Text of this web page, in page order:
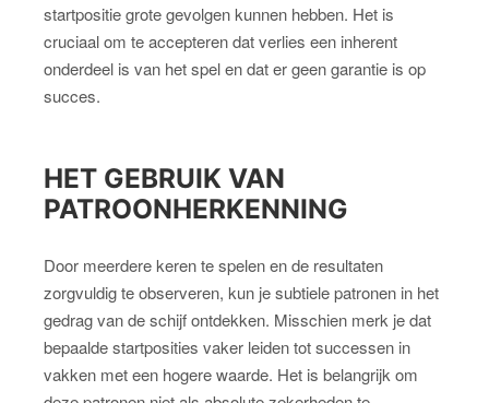
startpositie grote gevolgen kunnen hebben. Het is
cruciaal om te accepteren dat verlies een inherent
onderdeel is van het spel en dat er geen garantie is op
succes.
HET GEBRUIK VAN
PATROONHERKENNING
Door meerdere keren te spelen en de resultaten
zorgvuldig te observeren, kun je subtiele patronen in het
gedrag van de schijf ontdekken. Misschien merk je dat
bepaalde startposities vaker leiden tot successen in
vakken met een hogere waarde. Het is belangrijk om